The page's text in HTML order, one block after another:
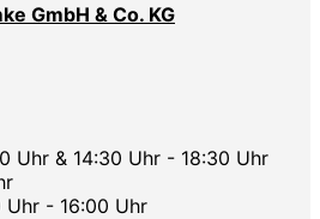
GmbH & Co. KG
Uhr & 14:30 Uhr - 18:30 Uhr
- 16:00 Uhr